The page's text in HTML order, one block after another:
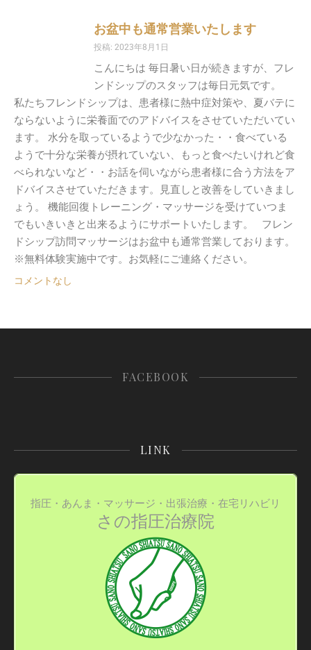
お盆中も通常営業いたします
投稿: 2023年8月1日
こんにちは 毎日暑い日が続きますが、フレ
ンドシップのスタッフは毎日元気です。
私たちフレンドシップは、患者様に熱中症対策や、夏バテに
ならないように栄養面でのアドバイスをさせていただいてい
ます。 水分を取っているようで少なかった・・食べている
ようで十分な栄養が摂れていない、もっと食べたいけれど食
べられないなど・・お話を伺いながら患者様に合う方法をア
ドバイスさせていただきます。見直しと改善をしていきまし
ょう。 機能回復トレーニング・マッサージを受けていつま
でもいきいきと出来るようにサポートいたします。 フレン
ドシップ訪問マッサージはお盆中も通常営業しております。
※無料体験実施中です。お気軽にご連絡ください。
コメントなし
FACEBOOK
LINK
指圧・あんま・マッサージ・出張治療・在宅リハビリ
さの指圧治療院